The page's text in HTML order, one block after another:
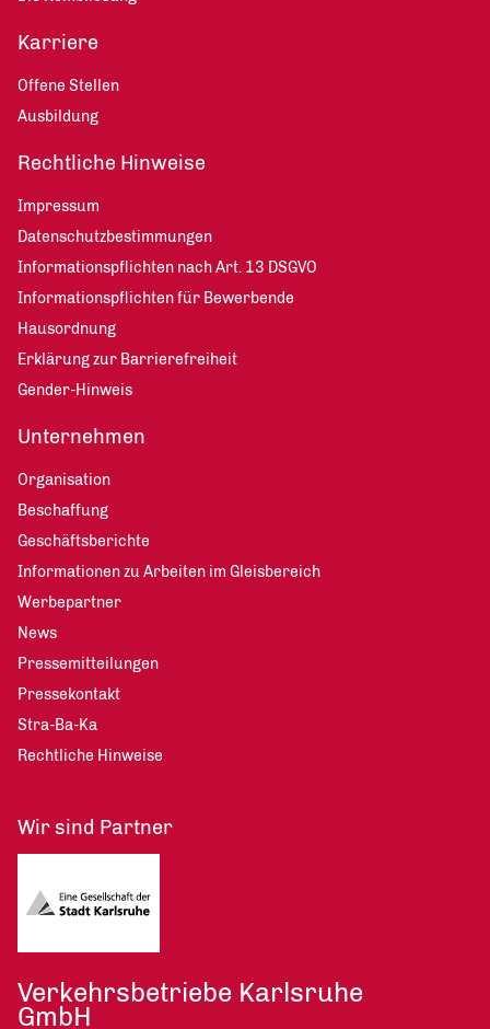
Karriere
Offene Stellen
Ausbildung
Rechtliche Hinweise
Impressum
Datenschutzbestimmungen
Informationspflichten nach Art. 13 DSGVO
Informationspflichten für Bewerbende
Hausordnung
Erklärung zur Barrierefreiheit
Gender-Hinweis
Unternehmen
Organisation
Beschaffung
Geschäftsberichte
Informationen zu Arbeiten im Gleisbereich
Werbepartner
News
Pressemitteilungen
Pressekontakt
Stra-Ba-Ka
Rechtliche Hinweise
Wir sind Partner
Verkehrsbetriebe Karlsruhe
GmbH